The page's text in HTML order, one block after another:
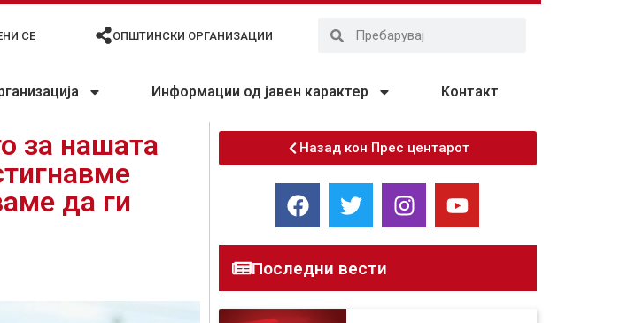
СЕ ОПШТИНСКИ ОРГАНИЗАЦИИ
Информации од јавен карактер Контакт
за нашата
да ги
Назад кон Прес центарот
Последни вести